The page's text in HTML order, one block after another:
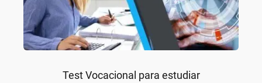
Test Vocacional para estudiar